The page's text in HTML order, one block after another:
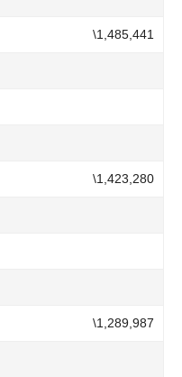
\1,485,441
\1,423,280
\1,289,987